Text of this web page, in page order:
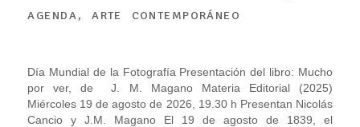
AGENDA,ARTE CONTEMPORÁNEO
Día Mundial de la Fotografía Presentación del libro: Mucho
por ver, de J. M. Magano Materia Editorial (2025)
Miércoles 19 de agosto de 2026, 19.30 h Presentan Nicolás
Cancio y J.M. Magano El 19 de agosto de 1839, el